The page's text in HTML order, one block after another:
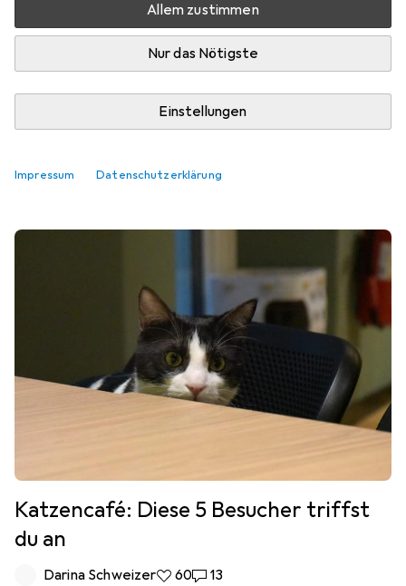
Allem zustimmen
Nur das Nötigste
Einstellungen
Impressum Datenschutzerklärung
Bestseller Basketbälle
Katzencafé: Diese 5 Besucher triffst
du an
Darina Schweizer60 Likes
6013 Kommentare
13